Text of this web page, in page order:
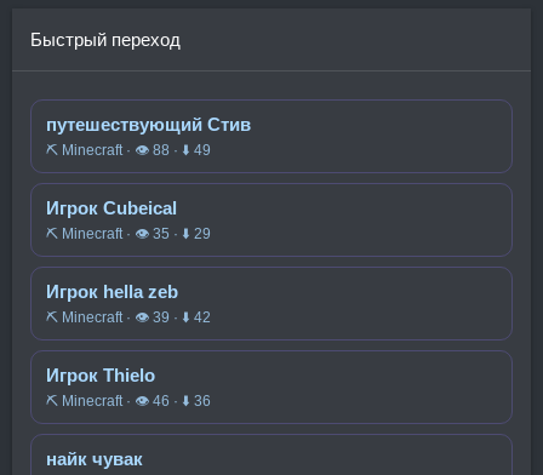
Быстрый переход
путешествующий Стив
⛏️ Minecraft · 👁 88 · ⬇ 49
Игрок Cubeical
⛏️ Minecraft · 👁 35 · ⬇ 29
Игрок hella zeb
⛏️ Minecraft · 👁 39 · ⬇ 42
Игрок Thielo
⛏️ Minecraft · 👁 46 · ⬇ 36
найк чувак